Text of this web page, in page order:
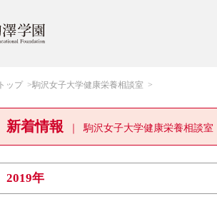
トップ 駒沢女子大学健康栄養相談室
新着情報 駒沢女子大学健康栄養相談室
2019年